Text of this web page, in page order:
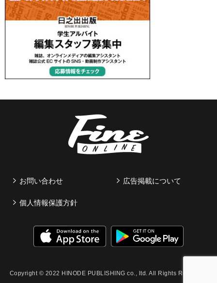
お問い合わせ 広告掲載について
個人情報保護方針
Copyright © 2022 HINODE PUBLISHING co., ltd. All Rights Reserved.